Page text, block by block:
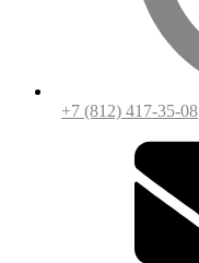
+7 (812) 417-35-08